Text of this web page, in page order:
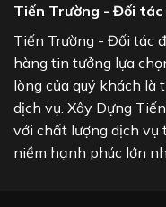
Tiến Trường - Đối
Tiến Trường - Đối tác
hàng tin tưởng lựa
lòng của quý khách là
dịch vụ. Xây Dựng
với chất lượng dịch vụ
niềm hạnh phúc lớn